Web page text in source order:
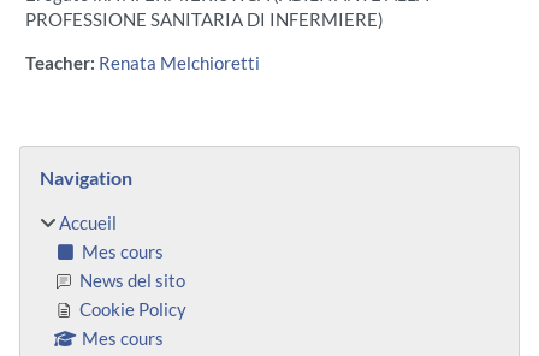
PROFESSIONE SANITARIA DI INFERMIERE)
Teacher: Renata Melchioretti
Blocs
Navigation
Accueil
Mes cours
News del sito
Cookie Policy
Mes cours